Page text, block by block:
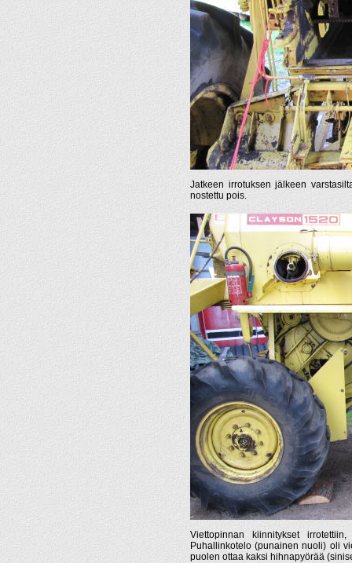
Jatkeen irrotuksen jälkeen
nostettu pois.
Viettopinnan kiinnitykset
Puhallinkotelo (punainen nuoli) oli
puolen ottaa kaksi hihnapyörää